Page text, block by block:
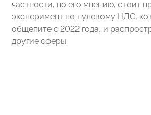
частности, по его мнению, стоит
эксперимент по нулевому НДС,
общепите с 2022 года, и
другие сферы.